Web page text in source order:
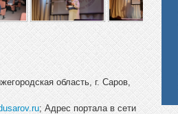
область, г. Саров,
; Адрес портала в сети